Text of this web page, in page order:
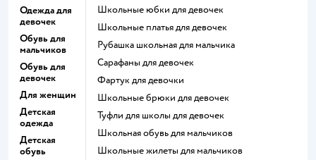
Одежда для
девочек
Обувь для
мальчиков
Обувь для
девочек
Для женщин
Детская
одежда
Детская
обувь
Школьные юбки для девочек
Школьные платья для девочек
Рубашка школьная для мальчика
Сарафаны для девочек
Фартук для девочки
Школьные брюки для девочек
Туфли для школы для девочек
Школьная обувь для мальчиков
Школьные жилеты для мальчиков